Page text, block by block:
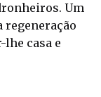
Um
regeneração
casa e